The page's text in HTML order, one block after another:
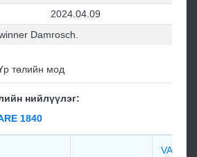
2024.04.09
Damrosch.
төлийн мод
нийлүүлэг:
1840